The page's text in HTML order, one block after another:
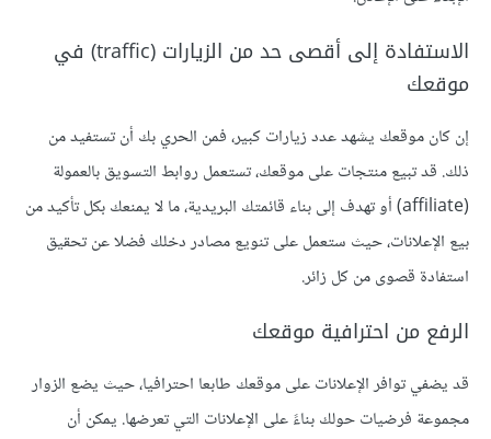
الاستفادة إلى أقصى حد من الزيارات (traffic) في
موقعك
إن كان موقعك يشهد عدد زيارات كبير، فمن الحري بك أن تستفيد من
ذلك. قد تبيع منتجات على موقعك، تستعمل روابط التسويق بالعمولة
(affiliate) أو تهدف إلى بناء قائمتك البريدية، ما لا يمنعك بكل تأكيد من
بيع الإعلانات، حيث ستعمل على تنويع مصادر دخلك فضلا عن تحقيق
استفادة قصوى من كل زائر.
الرفع من احترافية موقعك
قد يضفي توافر الإعلانات على موقعك طابعا احترافيا، حيث يضع الزوار
مجموعة فرضيات حولك بناءً على الإعلانات التي تعرضها. يمكن أن